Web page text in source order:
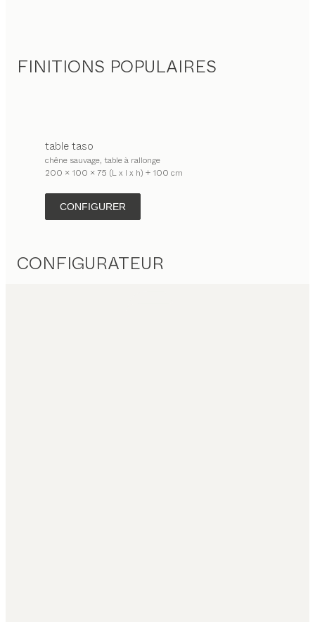
FINITIONS POPULAIRES
tabletaso
chêne sauvage, table à rallonge
200 x 100 x 75 (L x l x h) + 100 cm
CONFIGURER
CONFIGURATEUR